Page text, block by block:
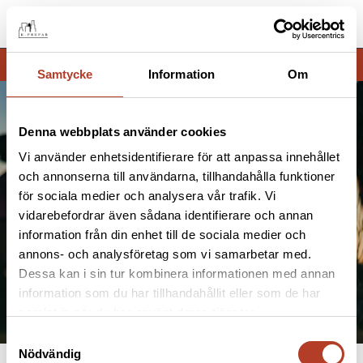
Samtycke Information Om
Denna webbplats använder cookies
Vi använder enhetsidentifierare för att anpassa innehållet
och annonserna till användarna, tillhandahålla funktioner
för sociala medier och analysera vår trafik. Vi
vidarebefordrar även sådana identifierare och annan
information från din enhet till de sociala medier och
annons- och analysföretag som vi samarbetar med.
Dessa kan i sin tur kombinera informationen med annan
information som du har tillhandahållit eller som de har
Nödvändig
Menu